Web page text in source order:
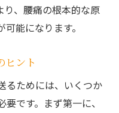
り、腰痛の根本的な原
能になります。
ヒント
るためには、いくつか
です。まず第一に、